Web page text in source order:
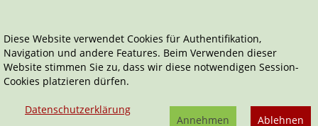
Rick Burchett
Diese Website verwendet Cookies für Authentifikation,
Navigation und andere Features. Beim Verwenden dieser
Website stimmen Sie zu, dass wir diese notwendigen Session-
Cookies platzieren dürfen.
Datenschutzerklärung
Ablehnen
Annehmen